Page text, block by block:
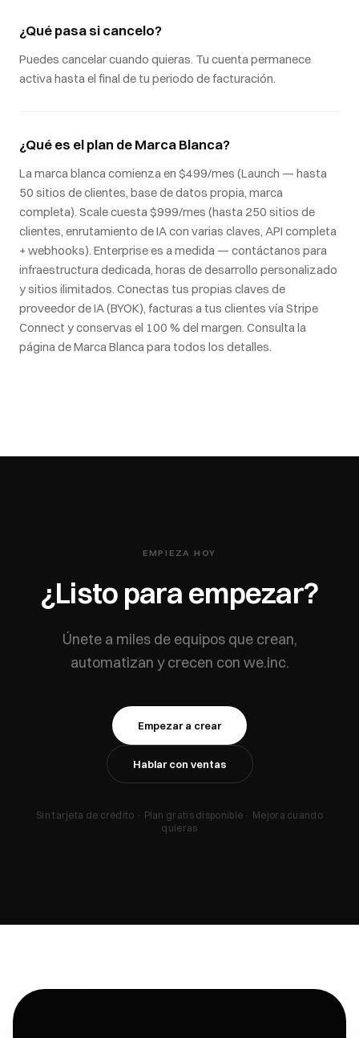
¿Qué pasa si cancelo?
Puedes cancelar cuando quieras. Tu cuenta permanece
activa hasta el final de tu periodo de facturación.
¿Qué es el plan de Marca Blanca?
La marca blanca comienza en $499/mes (Launch — hasta
50 sitios de clientes, base de datos propia, marca
completa). Scale cuesta $999/mes (hasta 250 sitios de
clientes, enrutamiento de IA con varias claves, API completa
+ webhooks). Enterprise es a medida — contáctanos para
infraestructura dedicada, horas de desarrollo personalizado
y sitios ilimitados. Conectas tus propias claves de
proveedor de IA (BYOK), facturas a tus clientes vía Stripe
Connect y conservas el 100 % del margen. Consulta la
página de Marca Blanca para todos los detalles.
EMPIEZA HOY
¿Listo para empezar?
Únete a miles de equipos que crean,
automatizan y crecen con we.inc.
Empezar a crear
Hablar con ventas
Sin tarjeta de crédito · Plan gratis disponible · Mejora cuando
quieras